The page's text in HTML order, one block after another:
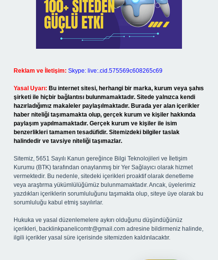
Reklam ve İletişim: Skype: live:.cid.575569c608265c69
Yasal Uyarı: Bu internet sitesi, herhangi bir marka, kurum veya şahıs
şirketi ile hiçbir bağlantısı bulunmamaktadır. Sitede yalnızca kendi
hazırladığımız makaleler paylaşılmaktadır. Burada yer alan içerikler
haber niteliği taşımamakta olup, gerçek kurum ve kişiler hakkında
paylaşım yapılmamaktadır. Gerçek kurum ve kişiler ile isim
benzerlikleri tamamen tesadüfidir. Sitemizdeki bilgiler taslak
halindedir ve tavsiye niteliği taşımazlar.
Sitemiz, 5651 Sayılı Kanun gereğince Bilgi Teknolojileri ve İletişim
Kurumu (BTK) tarafından onaylanmış bir Yer Sağlayıcı olarak hizmet
vermektedir. Bu nedenle, sitedeki içerikleri proaktif olarak denetleme
veya araştırma yükümlülüğümüz bulunmamaktadır. Ancak, üyelerimiz
yazdıkları içeriklerin sorumluluğunu taşımakta olup, siteye üye olarak bu
sorumluluğu kabul etmiş sayılırlar.
Hukuka ve yasal düzenlemelere aykırı olduğunu düşündüğünüz
içerikleri, backlinkpanelicomtr@gmail.com adresine bildirmeniz halinde,
ilgili içerikler yasal süre içerisinde sitemizden kaldırılacaktır.